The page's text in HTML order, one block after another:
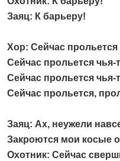
Заяц: К барьеру!
Хор: Сейчас прольется
Сейчас прольется чья-
Сейчас прольется чья-
Сейчас прольется,
Заяц: Ах, неужели
Закроются мои косые
Охотник: Сейчас